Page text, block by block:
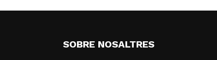
SOBRE NOSALTRES